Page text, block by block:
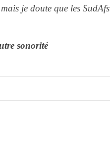
je doute que les SudAfs
sonorité